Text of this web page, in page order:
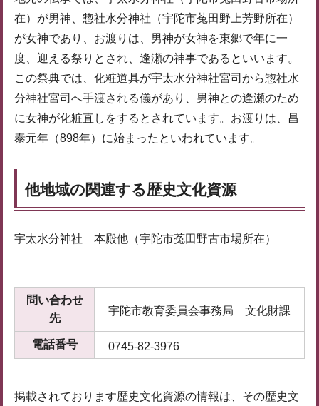
在）が男神、惣社水分神社（宇陀市菟田野上芳野所在）
が女神であり、お渡りは、男神が女神を東郷で年に一
度、迎える祭りとされ、逢瀬の神事であるといいます。
この祭典では、化粧道具が宇太水分神社宮司から惣社水
分神社宮司へ手渡される儀があり、男神との逢瀬のため
に女神が化粧直しをするとされています。お渡りは、昌
泰元年（898年）に始まったといわれています。
他地域の関連する歴史文化資源
宇太水分神社 本殿他（宇陀市菟田野古市場所在）
問い合わせ
先
宇陀市教育委員会事務局 文化財課
電話番号 0745-82-3976
掲載されております歴史文化資源の情報は、その歴史文